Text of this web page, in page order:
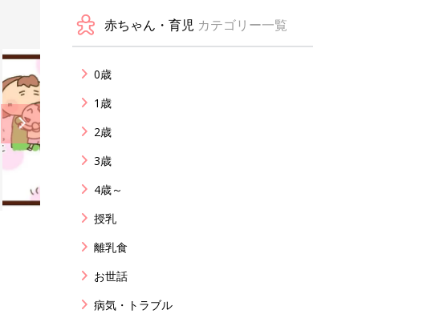
赤ちゃん・育児 カテゴリー一覧
0歳
1歳
2歳
3歳
4歳～
授乳
離乳食
お世話
病気・トラブル